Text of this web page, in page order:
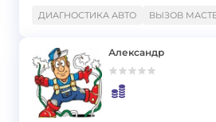
ДИАГНОСТИКА АВТО ВЫЗОВ
Александр